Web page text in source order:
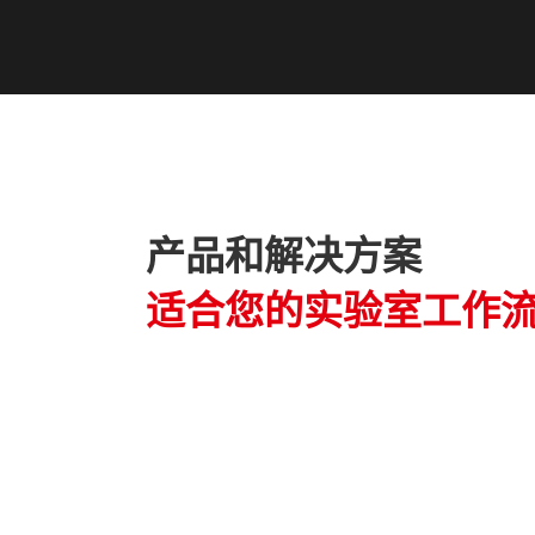
产品和解决方案
适合您的实验室工作